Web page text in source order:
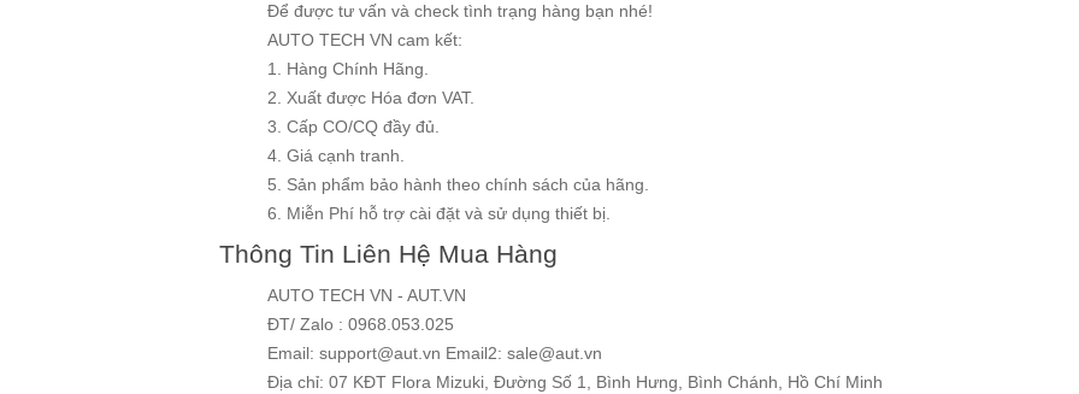
Để được tư vấn và check tình trạng hàng bạn nhé!
AUTO TECH VN cam kết:
1. Hàng Chính Hãng.
2. Xuất được Hóa đơn VAT.
3. Cấp CO/CQ đầy đủ.
4. Giá cạnh tranh.
5. Sản phẩm bảo hành theo chính sách của hãng.
6. Miễn Phí hỗ trợ cài đặt và sử dụng thiết bị.
Thông Tin Liên Hệ Mua Hàng
AUTO TECH VN - AUT.VN
ĐT/ Zalo : 0968.053.025
Email: support@aut.vn Email2: sale@aut.vn
Địa chỉ: 07 KĐT Flora Mizuki, Đường Số 1, Bình Hưng, Bình Chánh, Hồ Chí Minh